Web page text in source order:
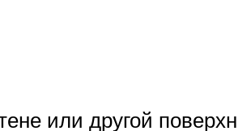
или другой